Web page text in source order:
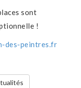
sont
!
des-peintres.fr